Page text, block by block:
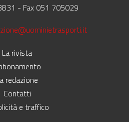
- Fax 051 705029
La rivista
redazione
Contatti
e traffico